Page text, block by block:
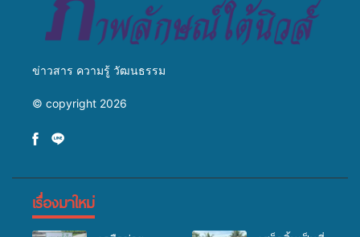
ชีวิตประชาชนอย่างยั่งยืน
ข่าวสาร ความรู้ วัฒนธรรม
© copyright 2026
เรื่องมาใหม่